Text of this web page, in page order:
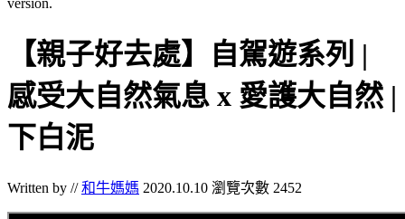
version.
【親子好去處】自駕遊系列 |
感受大自然氣息 x 愛護大自然 |
下白泥
Written by //和牛媽媽 2020.10.10 瀏覽次數 2452